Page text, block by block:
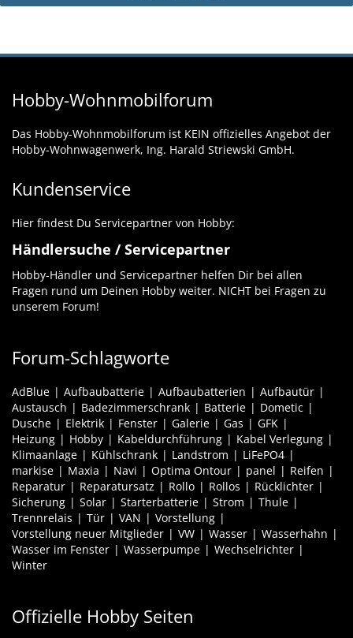
Hobby-Wohnmobilforum
Das Hobby-Wohnmobilforum ist KEIN offizielles Angebot der
Hobby-Wohnwagenwerk, Ing. Harald Striewski GmbH.
Kundenservice
Hier findest Du Servicepartner von Hobby:
Händlersuche / Servicepartner
Hobby-Händler und Servicepartner helfen Dir bei allen
Fragen rund um Deinen Hobby weiter. NICHT bei Fragen zu
unserem Forum!
Forum-Schlagworte
AdBlue Aufbaubatterie Aufbaubatterien
Aufbautür
Austausch
Badezimmerschrank Batterie
Dometic
Dusche
Elektrik Fenster Galerie Gas
GFK
Heizung
Hobby Kabeldurchführung
Kabel Verlegung
Klimaanlage
Kühlschrank Landstrom
LiFePO4
markise
Maxia Navi Optima Ontour panel
Reifen
Reparatur
Reparatursatz Rollo Rollos
Rücklichter
Sicherung
Solar Starterbatterie Strom
Thule
Trennrelais
Tür VAN
Vorstellung
Vorstellung neuer Mitglieder
VW Wasser
Wasserhahn
Wasser im Fenster
Wasserpumpe
Wechselrichter
Winter
Offizielle Hobby Seiten